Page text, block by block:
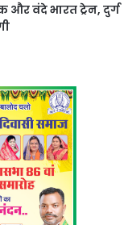
और वंदे भारत ट्रेन, दुर्ग